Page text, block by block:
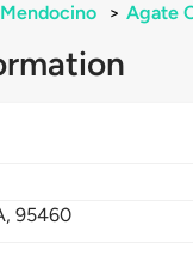
Mendocino > Agate
95460